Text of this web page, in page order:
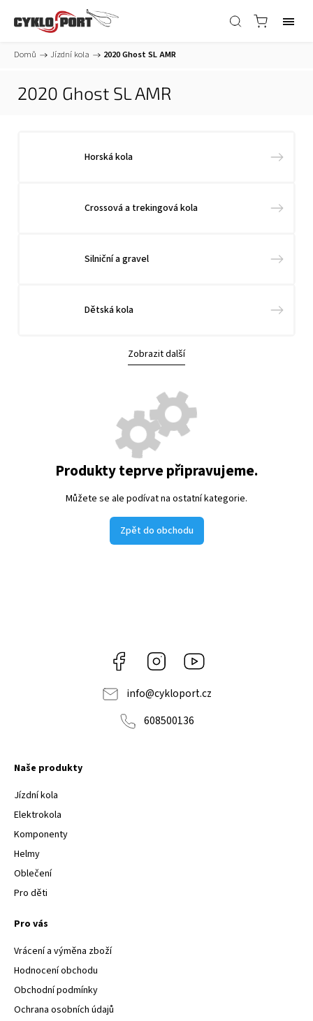
Domů / Jízdní kola / 2020 Ghost SL AMR
2020 Ghost SL AMR
Horská kola
Crossová a trekingová kola
Silniční a gravel
Dětská kola
Zobrazit další
Produkty teprve připravujeme.
Můžete se ale podívat na ostatní kategorie.
Zpět do obchodu
Facebook Instagram
info@cykloport.cz
608500136
Naše produkty
Jízdní kola
Elektrokola
Komponenty
Helmy
Oblečení
Pro děti
Pro vás
Vrácení a výměna zboží
Hodnocení obchodu
Obchodní podmínky
Ochrana osobních údajů